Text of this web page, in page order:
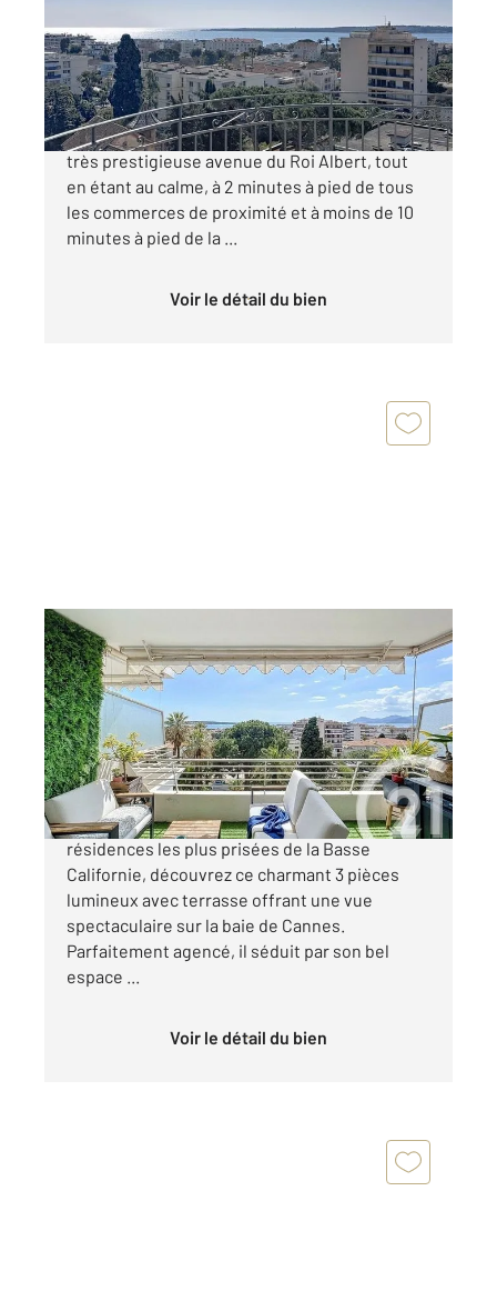
Appartement F3 à vendre
1 200 000 €
Cannes Basse Californie. Au tout début de la
très prestigieuse avenue du Roi Albert, tout
en étant au calme, à 2 minutes à pied de tous
les commerces de proximité et à moins de 10
minutes à pied de la ...
Voir le détail du bien
CANNES 06
65 m2, 3 pièces
Ref : 52066
Appartement F3 à vendre
699 000 €
CANNES BASSE CALIFORNIE Dans l'une des
résidences les plus prisées de la Basse
Californie, découvrez ce charmant 3 pièces
lumineux avec terrasse offrant une vue
spectaculaire sur la baie de Cannes.
Parfaitement agencé, il séduit par son bel
espace ...
Voir le détail du bien